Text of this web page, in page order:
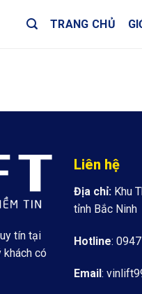
TRANG CHỦ
tín tại
khách có
Liên hệ
Địa chỉ: Khu
tỉnh Bắc Ninh
Hotline:
Email: